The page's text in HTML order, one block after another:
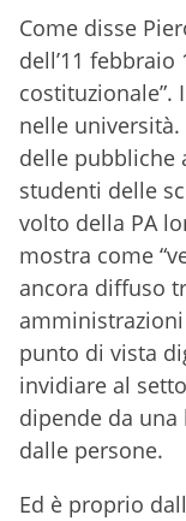
Come disse
dell’11 febbraio
costituzionale”.
nelle università.
delle pubbliche
studenti delle
volto della PA
mostra come
ancora diffuso
punto di vista
invidiare al
dipende da
dalle persone.
Ed è proprio